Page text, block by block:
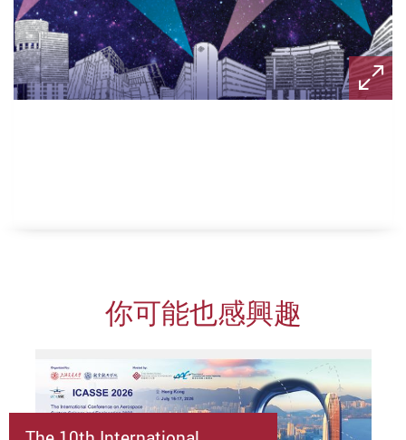
你可能也感興趣